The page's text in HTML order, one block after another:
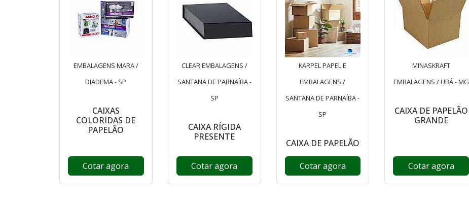
EMBALAGENS MARA /
DIADEMA - SP
CAIXAS
COLORIDAS DE
PAPELÃO
Cotar agora
CLEAR EMBALAGENS /
SANTANA DE PARNAÍBA -
SP
CAIXA RÍGIDA
PRESENTE
Cotar agora
KARPEL PAPEL E
EMBALAGENS /
SANTANA DE PARNAÍBA -
SP
CAIXA DE PAPELÃO
Cotar agora
MINASKRAFT
EMBALAGENS / UBÁ - MG
CAIXA DE PAPELÃO
GRANDE
Cotar agora